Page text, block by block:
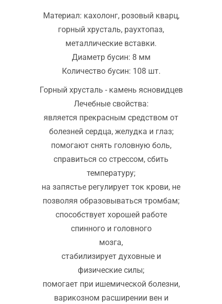
Материал: кахолонг, розовый кварц,
горный хрусталь, раухтопаз,
металлические вставки.
Диаметр бусин: 8 мм
Количество бусин: 108 шт.
Горный хрусталь - камень ясновидцев
Лечебные свойства:
является прекрасным средством от
болезней сердца, желудка и глаз;
помогают снять головную боль,
справиться со стрессом, сбить
температуру;
на запястье регулирует ток крови, не
позволяя образовываться тромбам;
способствует хорошей работе
спинного и головного
мозга,
стабилизирует духовные и
физические силы;
помогает при ишемической болезни,
варикозном расширении вен и